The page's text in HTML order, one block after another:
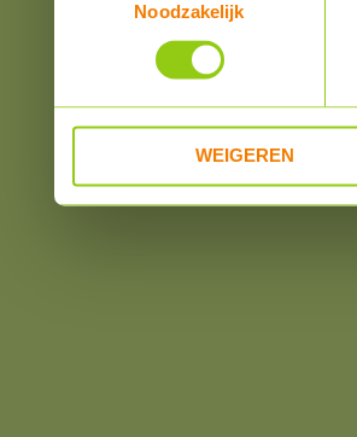
informatie die
verzameld op
Noodzakelijk
WEIGEREN